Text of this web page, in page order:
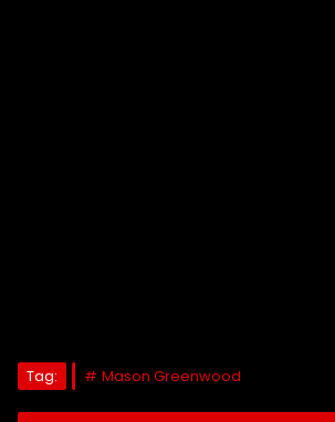
Tag: Mason Greenwood